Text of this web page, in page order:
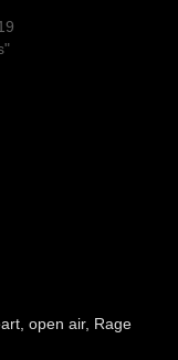
, open air, Rage